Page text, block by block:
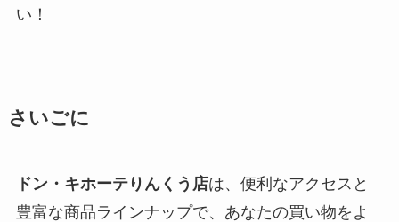
い！
さいごに
ドン・キホーテりんくう店は、便利なアクセスと
豊富な商品ラインナップで、あなたの買い物をよ